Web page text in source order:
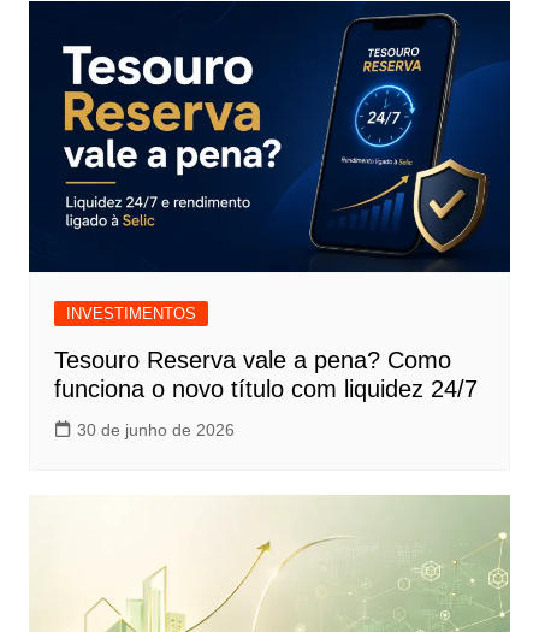
INVESTIMENTOS
Tesouro Reserva vale a pena? Como
funciona o novo título com liquidez 24/7
30 de junho de 2026